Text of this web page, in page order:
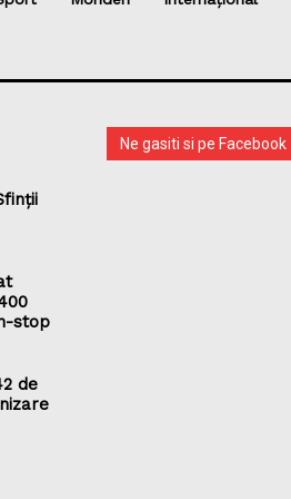
stop
de
Ne gasiti si pe Facebook